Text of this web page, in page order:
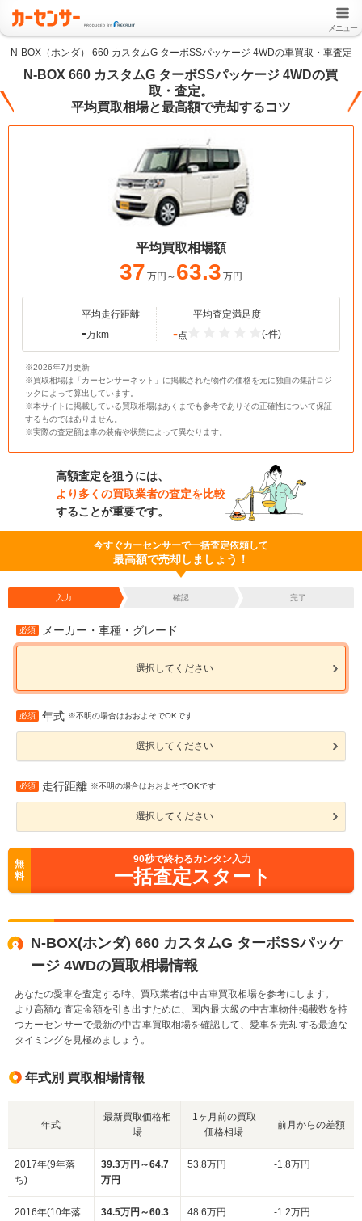
メニュー
N-BOX（ホンダ） 660 カスタムG ターボSSパッケージ 4WDの車買取・車査定
N-BOX 660 カスタムG ターボSSパッケージ 4WDの買
取・査定。
平均買取相場と最高額で売却するコツ
平均買取相場額
37 万円～ 63.3 万円
平均走行距離
-万km
平均査定満足度
-点 (-件)
※2026年7月更新
※買取相場は「カーセンサーネット」に掲載された物件の価格を元に独自の集計ロジ
ックによって算出しています。
※本サイトに掲載している買取相場はあくまでも参考でありその正確性について保証
するものではありません。
※実際の査定額は車の装備や状態によって異なります。
高額査定を狙うには、
より多くの買取業者の査定を比較
することが重要です。
今すぐカーセンサーで一括査定依頼して
最高額で売却しましょう！
入力 確認 完了
必須 メーカー・車種・グレード
選択してください
必須 年式 ※不明の場合はおおよそでOKです
選択してください
必須 走行距離 ※不明の場合はおおよそでOKです
選択してください
無
料
90秒で終わるカンタン入力
一括査定スタート
N-BOX(ホンダ) 660 カスタムG ターボSSパッケ
ージ 4WDの買取相場情報
あなたの愛車を査定する時、買取業者は中古車買取相場を参考にします。
より高額な査定金額を引き出すために、国内最大級の中古車物件掲載数を持
つカーセンサーで最新の中古車買取相場を確認して、愛車を売却する最適な
タイミングを見極めましょう。
年式別 買取相場情報
年式
最新買取価格相
場
1ヶ月前の買取
価格相場
前月からの差額
2017年(9年落
ち)
39.3万円～64.7
万円
53.8万円 -1.8万円
2016年(10年落
34.5万円～60.3
48.6万円 -1.2万円